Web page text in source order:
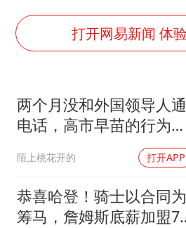
浙江台州《
香港宏福
郑丽文：
网传《披
打开网易新闻 体
两个月没和外国领导人通
电话，高市早苗的行为让
陌上桃花开的 打开APP
恭喜哈登！骑士以合同为
筹马，詹姆斯底薪加盟76